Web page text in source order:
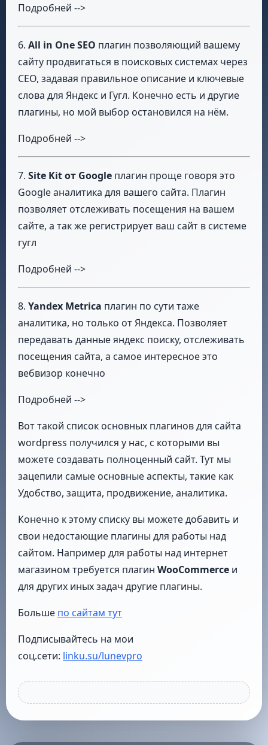
Подробней -->
6. All in One SEO плагин позволяющий вашему
сайту продвигаться в поисковых системах через
СЕО, задавая правильное описание и ключевые
слова для Яндекс и Гугл. Конечно есть и другие
плагины, но мой выбор остановился на нём.
Подробней -->
7. Site Kit от Google плагин проще говоря это
Google аналитика для вашего сайта. Плагин
позволяет отслеживать посещения на вашем
сайте, а так же регистрирует ваш сайт в системе
гугл
Подробней -->
8. Yandex Metrica плагин по сути таже
аналитика, но только от Яндекса. Позволяет
передавать данные яндекс поиску, отслеживать
посещения сайта, а самое интересное это
вебвизор конечно
Подробней -->
Вот такой список основных плагинов для сайта
wordpress получился у нас, с которыми вы
можете создавать полноценный сайт. Тут мы
зацепили самые основные аспекты, такие как
Удобство, защита, продвижение, аналитика.
Конечно к этому списку вы можете добавить и
свои недостающие плагины для работы над
сайтом. Например для работы над интернет
магазином требуется плагин WooCommerce и
для других иных задач другие плагины.
Больше по сайтам тут
Подписывайтесь на мои
соц.сети: linku.su/lunevpro